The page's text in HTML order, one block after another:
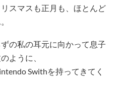
スマスも正月も、ほとんど
の私の耳元に向かって息子
ように、
Swithを持ってきてく